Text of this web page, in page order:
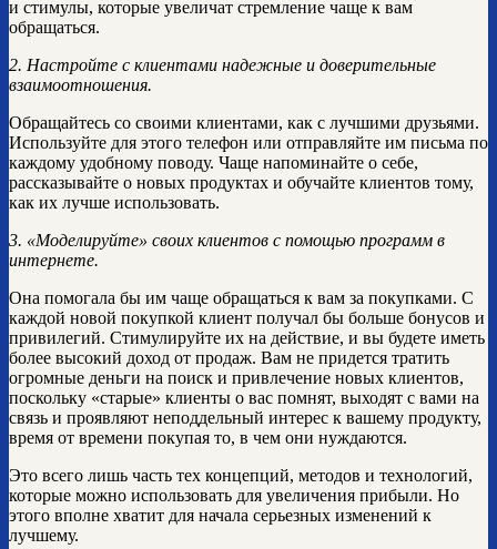
и стимулы, которые увеличат стремление чаще к вам
обращаться.
2. Настройте с клиентами надежные и доверительные
взаимоотношения.
Обращайтесь со своими клиентами, как с лучшими друзьями.
Используйте для этого телефон или отправляйте им письма по
каждому удобному поводу. Чаще напоминайте о себе,
рассказывайте о новых продуктах и обучайте клиентов тому,
как их лучше использовать.
3. «Моделируйте» своих клиентов с помощью программ в
интернете.
Она помогала бы им чаще обращаться к вам за покупками. С
каждой новой покупкой клиент получал бы больше бонусов и
привилегий. Стимулируйте их на действие, и вы будете иметь
более высокий доход от продаж. Вам не придется тратить
огромные деньги на поиск и привлечение новых клиентов,
поскольку «старые» клиенты о вас помнят, выходят с вами на
связь и проявляют неподдельный интерес к вашему продукту,
время от времени покупая то, в чем они нуждаются.
Это всего лишь часть тех концепций, методов и технологий,
которые можно использовать для увеличения прибыли. Но
этого вполне хватит для начала серьезных изменений к
лучшему.